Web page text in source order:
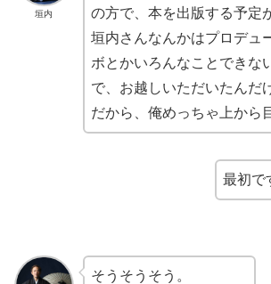
垣内
の方で、本を出版する予定
垣内さんなんかはプロデュ
ボとかいろんなことできな
で、お越しいただいたんだ
だから、俺めっちゃ上から
最初で
そうそうそう。